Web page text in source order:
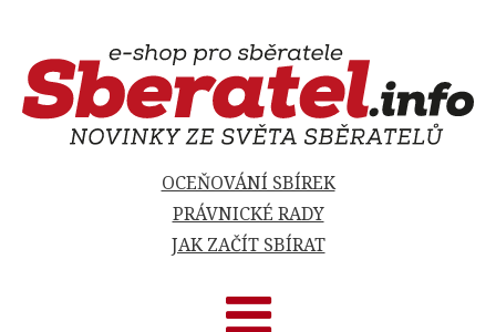
OCEŇOVÁNÍ SBÍREK
PRÁVNICKÉ RADY
JAK ZAČÍT SBÍRAT